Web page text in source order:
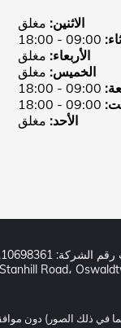
الاثنين: مغلق
09:00 - 18:00
الأربعاء: مغلق
الخميس: مغلق
09:00 - 18:00
09:00 - 18:00
الأحد: مغلق